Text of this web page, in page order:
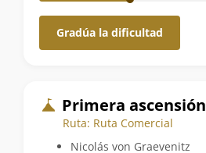
Gradúa la dificultad
Primera ascensión
Ruta: Ruta Comercial
Nicolás von Graevenitz